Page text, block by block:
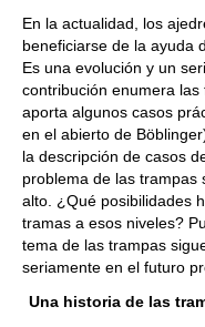
En la actualidad, los
beneficiarse de la ayuda
Es una evolución y un
contribución enumera
aporta algunos casos
en el abierto de
la descripción de casos
problema de las trampas
alto. ¿Qué posibilidades
tramas a esos niveles?
tema de las trampas
seriamente en el futuro
Una historia de las